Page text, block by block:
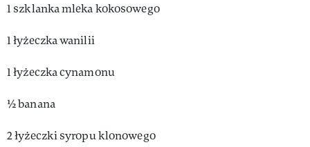
1 szklanka mleka kokosowego
1 łyżeczka wanilii
1 łyżeczka cynamonu
½ banana
2 łyżeczki syropu klonowego